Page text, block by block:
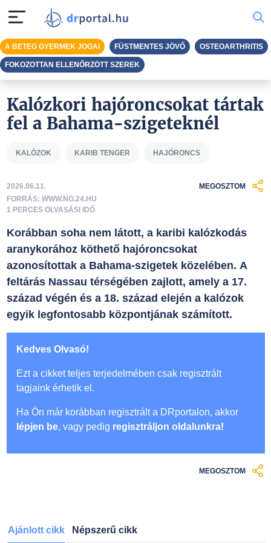
Kalózkori hajóroncsokat tártak
fel a Bahama-szigeteknél
KALÓZOK KARIB TENGER HAJÓRONCS
2026.06.11.
FORRÁS: WWW.NG.24.HU
1 PERCES OLVASÁSI IDŐ
MEGOSZTOM
Korábban soha nem látott, a karibi kalózkodás
aranykorához köthető hajóroncsokat
azonosítottak a Bahama-szigetek közelében. A
feltárás Nassau térségében zajlott, amely a 17.
század végén és a 18. század elején a kalózok
egyik legfontosabb központjának számított.
Kedves Olvasó!
Ezt a cikket teljes terjedelmében csak regisztrált
tagjaink érhetik el.
Ha Ön már korábban regisztrált a DRportalon, akkor
lépjen be, vagy pedig regisztráljon oldalunkra!
MEGOSZTOM
Ajánlott cikk Népszerű cikk
A BETEG GYERMEK JOGAI FÜSTMENTES JÖVŐ OSTEOARTHRITIS
FOKOZOTTAN ELLENŐRZÖTT SZEREK